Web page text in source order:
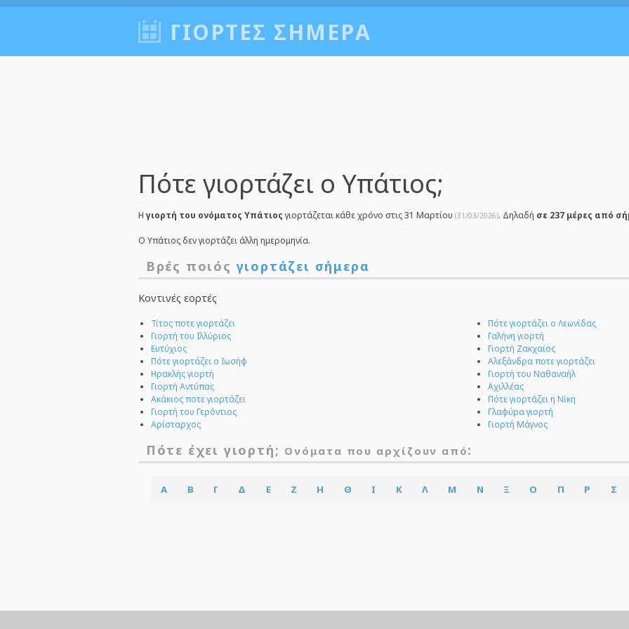
ΓΙΟΡΤΈΣ ΣΉΜΕΡΑ
Πότε γιορτάζει ο Υπάτιος;
Η γιορτή του ονόματος Υπάτιοςγιορτάζεται κάθε χρόνο στις 31 Μαρτίου (31/03/2026). Δηλαδή σε 237 μέρες από
Ο Υπάτιος δεν γιορτάζει άλλη ημερομηνία.
Βρές ποιόςγιορτάζει σήμερα
Κοντινές εορτές
Τίτος ποτε γιορτάζει
Γιορτή του Ιλλύριος
Ευτύχιος
Πότε γιορτάζει ο Ιωσήφ
Ηρακλής γιορτή
Γιορτή Αντύπας
Ακάκιος ποτε γιορτάζει
Γιορτή του Γερόντιος
Αρίσταρχος
Πότε γιορτάζει ο Λεωνίδας
Γαλήνη γιορτή
Γιορτή Ζακχαίος
Αλεξάνδρα ποτε γιορτάζει
Γιορτή του Ναθαναήλ
Αχιλλέας
Πότε γιορτάζει η Νίκη
Γλαφύρα γιορτή
Γιορτή Μάγνος
Πότε έχει γιορτή; Ονόματα που αρχίζουν από:
Α Β Γ Δ Ε Ζ Η Θ Ι Κ Λ Μ Ν Ξ Ο Π Ρ Σ